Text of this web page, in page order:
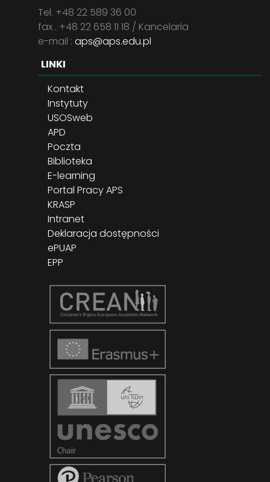
Tel. +48 22 589 36 00
fax . +48 22 658 11 18 / Kancelaria
e-mail : aps@aps.edu.pl
LINKI
Kontakt
Instytuty
USOSweb
APD
Poczta
Biblioteka
E-learning
Portal Pracy APS
KRASP
Intranet
Deklaracja dostępności
ePUAP
EPP